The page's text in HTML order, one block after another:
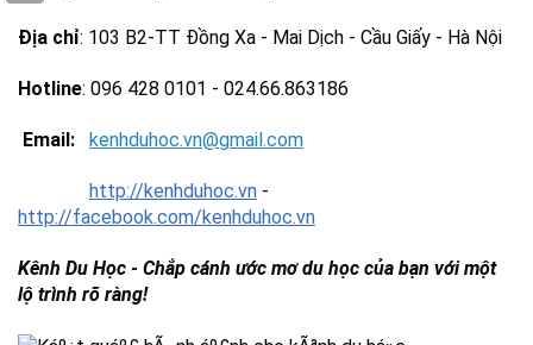
Địa chỉ: 103 B2-TT Đồng Xa - Mai Dịch - Cầu Giấy - Hà Nội
Hotline: 096 428 0101 - 024.66.863186
Email: kenhduhoc.vn@gmail.com
http://kenhduhoc.vn -
http://facebook.com/kenhduhoc.vn
Kênh Du Học - Chắp cánh ước mơ du học của bạn với một
lộ trình rõ ràng!